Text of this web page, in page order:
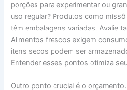
porções para experimentar ou
uso regular? Produtos como
têm embalagens variadas. Avalie
Alimentos frescos exigem
itens secos podem ser
Entender esses pontos otimiza
Outro ponto crucial é o